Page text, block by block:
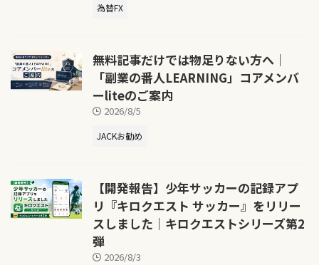
為替FX
無料記事だけでは物足りない方へ｜
「副業の番人LEARNING」コアメンバ
ーliteのご案内
2026/8/5
JACKお勧め
【開発報告】少年サッカーの記録アプ
リ『キロクエスト サッカー』をリリー
スしました｜キロクエストシリーズ第2
弾
2026/8/3